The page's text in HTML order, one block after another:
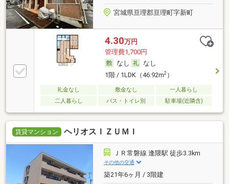
宮城県亘理郡亘理町字新町
4.30万円
管理費1,700円
なし
なし
1階 / 1LDK（46.92m2）
礼金なし 敷金なし
一人暮らし
二人暮らし
バス・トイレ別 駐車場(近隣含)
賃貸マンション ヘリオスＩＺＵＭＩ
ＪＲ常磐線 逢隈駅 徒歩3.3km
その他の交通
築21年6ヶ月 / 3階建